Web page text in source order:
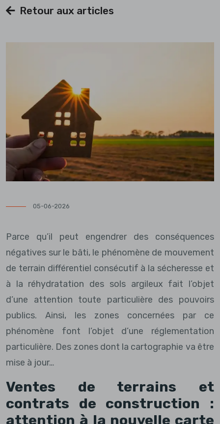
Retour aux articles
05-06-2026
Parce qu’il peut engendrer des conséquences
négatives sur le bâti, le phénomène de mouvement
de terrain différentiel consécutif à la sécheresse et
à la réhydratation des sols argileux fait l’objet
d’une attention toute particulière des pouvoirs
publics. Ainsi, les zones concernées par ce
phénomène font l’objet d’une réglementation
particulière. Des zones dont la cartographie va être
mise à jour…
Ventes de terrains et
contrats de construction :
attention à la nouvelle carte